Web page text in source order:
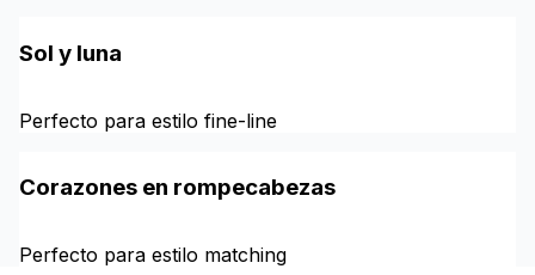
Sol y luna
Perfecto para estilo fine-line
Corazones en rompecabezas
Perfecto para estilo matching